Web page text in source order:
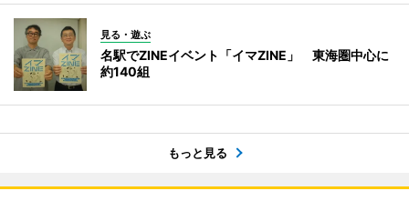
見る・遊ぶ
名駅でZINEイベント「イマZINE」 東海圏中心に
約140組
もっと見る